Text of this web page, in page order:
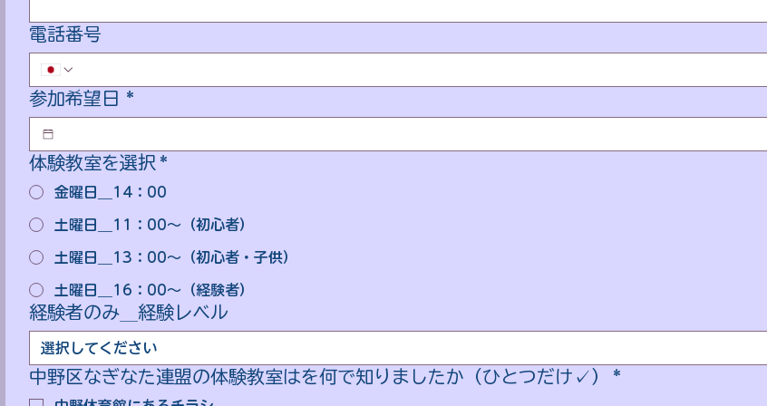
電話番号
参加希望日 *
体験教室を選択 *
金曜日＿14：00
土曜日＿11：00～（初心者）
土曜日＿13：00～（初心者・子供）
土曜日＿16：00～（経験者）
経験者のみ＿経験レベル
選択してください
中野区なぎなた連盟の体験教室はを何で知りましたか（ひとつだけ✓） *